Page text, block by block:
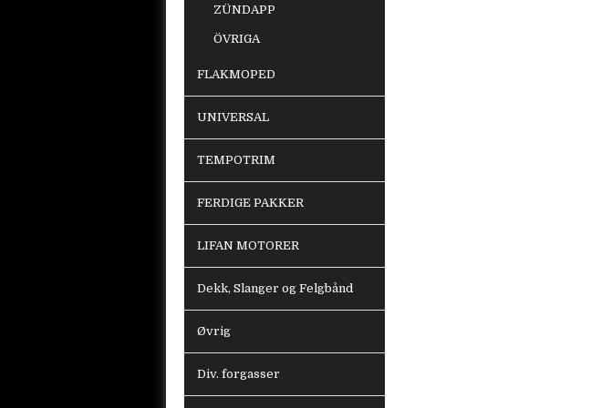
ZÜNDAPP
ÖVRIGA
FLAKMOPED
UNIVERSAL
TEMPOTRIM
FERDIGE PAKKER
LIFAN MOTORER
Dekk, Slanger og Felgbånd
Øvrig
Div. forgasser